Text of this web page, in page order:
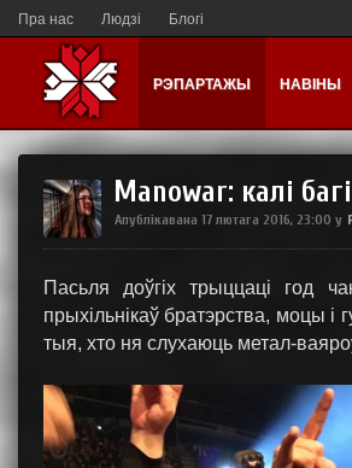
Пра нас Людзі Блогі
РЭПАРТАЖЫ НАВІНЫ
Manowar: калі
Апублікавана 17 лютага 2016, 23:00 у
Пасьля доўгіх трыццаці год
прыхільнікаў братэрства, моцы і
тыя, хто ня слухаюць метал-